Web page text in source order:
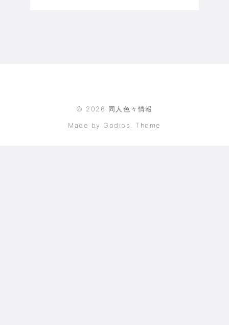
© 2026 同人色々情報
Made by Godios. Theme